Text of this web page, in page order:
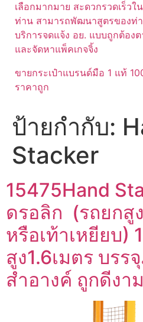
เลือกมากมาย สะดวกรวดเร็ว
ท่าน สามารถพัฒนาสูตรของท่
บริการจดแจ้ง อย. แบบถูกต้อง
และจัดหาแพ็คเกจจิ้ง
ขายกระเป๋าแบรนด์มือ 1 แท้
ราคาถูก
ป้ายกำกับ:
Stacker
15475Hand
ดรอลิก (รถยกสู
หรือเท้าเหยียบ)
สูง1.6เมตร บร
สำอางค์ ถูกดีงาม